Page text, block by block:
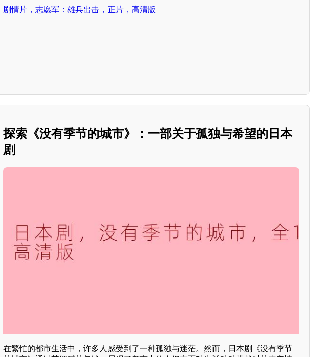
剧情片，志愿军：雄兵出击，正片，高清版
探索《没有季节的城市》：一部关于孤独与希望的日本
剧
在繁忙的都市生活中，许多人感受到了一种孤独与迷茫。然而，日本剧《没有季节